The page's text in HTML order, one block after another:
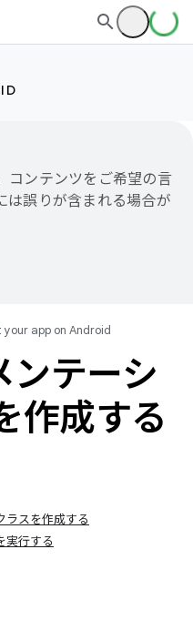
コンテンツをご希望の言
は誤りが含まれる場合が
your app on Android
ンテーシ
作成する
ラスを作成する
実行する